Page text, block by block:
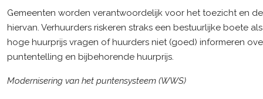
Gemeenten worden verantwoordelijk voor het toezicht en
hiervan. Verhuurders riskeren straks een bestuurlijke boete
hoge huurprijs vragen of huurders niet (goed) informeren
puntentelling en bijbehorende huurprijs.
Modernisering van het puntensysteem (WWS)